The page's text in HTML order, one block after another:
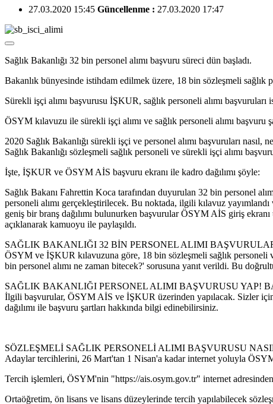
27.03.2020 15:45 Güncellenme : 27.03.2020 17:47
Sağlık Bakanlığı 32 bin personel alımı başvuru süreci dün başladı.
Bakanlık bünyesinde istihdam edilmek üzere, 18 bin sözleşmeli sağlık
Sürekli işçi alımı başvurusu İŞKUR, sağlık personeli alımı
ÖSYM kılavuzu ile sürekli işçi alımı ve sağlık personeli alımı başvuru
2020 Sağlık Bakanlığı sürekli işçi ve personel alımı başvuruları nasıl,
Sağlık Bakanlığı sözleşmeli sağlık personeli ve sürekli işçi alımı
İşte, İŞKUR ve ÖSYM AİS başvuru ekranı ile kadro dağılımı şöyle:
Sağlık Bakanı Fahrettin Koca tarafından duyurulan 32 bin personel
personeli alımı gerçekleştirilecek. Bu noktada, ilgili kılavuz
geniş bir branş dağılımı bulunurken başvurular ÖSYM AİS giriş
açıklanarak kamuoyu ile paylaşıldı.
SAĞLIK BAKANLIĞI 32 BİN PERSONEL ALIMI
ÖSYM ve İŞKUR kılavuzuna göre, 18 bin sözleşmeli sağlık personeli
bin personel alımı ne zaman bitecek?' sorusuna yanıt verildi. Bu
SAĞLIK BAKANLIĞI PERSONEL ALIMI BAŞVURUSU YAP!
İlgili başvurular, ÖSYM AİS ve İŞKUR üzerinden yapılacak. Sizler için
dağılımı ile başvuru şartları hakkında bilgi edinebilirsiniz.
SÖZLEŞMELİ SAĞLIK PERSONELİ ALIMI BAŞVURUSU
Adaylar tercihlerini, 26 Mart'tan 1 Nisan'a kadar internet yoluyla
Tercih işlemleri, ÖSYM'nin "https://ais.osym.gov.tr" internet
Ortaöğretim, ön lisans ve lisans düzeylerinde tercih yapılabilecek